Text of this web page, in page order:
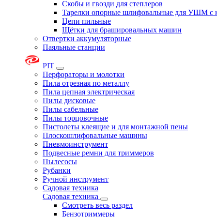
Скобы и гвозди для степлеров
Тарелки опорные шлифовальные для УШМ с
Цепи пильные
Щётки для брашировальных машин
Отвертки аккумуляторные
Паяльные станции
PIT
Перфораторы и молотки
Пила отрезная по металлу
Пила цепная электрическая
Пилы дисковые
Пилы сабельные
Пилы торцовочные
Пистолеты клеящие и для монтажной пены
Плоскошлифовальные машины
Пневмоинструмент
Подвесные ремни для триммеров
Пылесосы
Рубанки
Ручной инструмент
Садовая техника
Садовая техника
Смотреть весь раздел
Бензотриммеры